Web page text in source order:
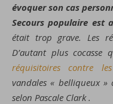
évoquer son cas
Secours populaire est
était trop grave. Les
D’autant plus cocasse
réquisitoires contre
vandales « belliqueux »
selon Pascale Clark .